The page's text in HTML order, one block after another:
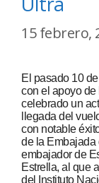
15 febrero,
El pasado 10
con el apoyo de
celebrado un
llegada del
con notable
de la Embajada
embajador de
Estrella, al que
del Instituto